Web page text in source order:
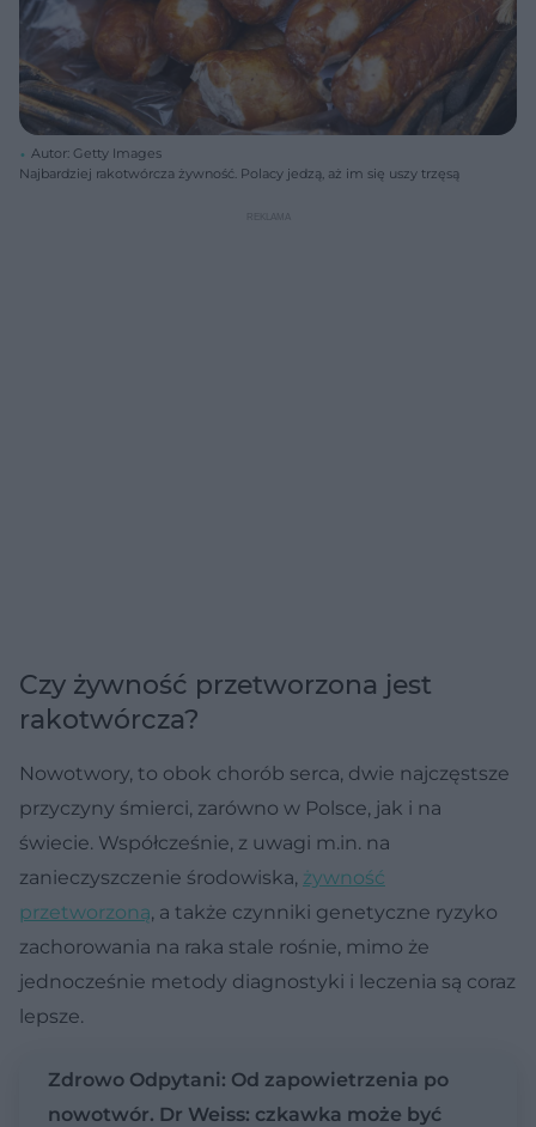
Autor: Getty Images
Najbardziej rakotwórcza żywność. Polacy jedzą, aż im się uszy trzęsą
Czy żywność przetworzona jest
rakotwórcza?
Nowotwory, to obok chorób serca, dwie najczęstsze
przyczyny śmierci, zarówno w Polsce, jak i na
świecie. Współcześnie, z uwagi m.in. na
zanieczyszczenie środowiska, żywność
przetworzoną, a także czynniki genetyczne ryzyko
zachorowania na raka stale rośnie, mimo że
jednocześnie metody diagnostyki i leczenia są coraz
lepsze.
Zdrowo Odpytani: Od zapowietrzenia po
nowotwór. Dr Weiss: czkawka może być